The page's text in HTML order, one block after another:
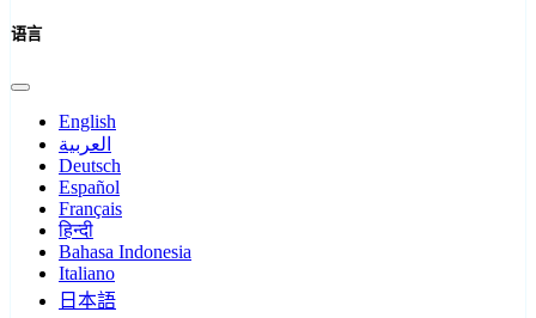
语言
English
العربية
Deutsch
Español
Français
हिन्दी
Bahasa Indonesia
Italiano
日本語